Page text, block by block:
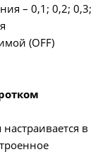
– 0,1; 0,2; 0,3;
(OFF)
в